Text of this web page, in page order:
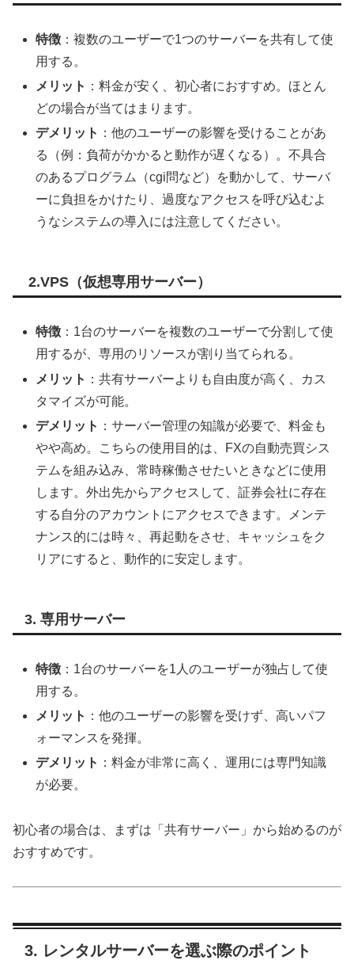
特徴 ：複数のユーザーで1つのサーバーを共有して使
用する。
メリット ：料金が安く、初心者におすすめ。ほとん
どの場合が当てはまります。
デメリット ：他のユーザーの影響を受けることがあ
る（例：負荷がかかると動作が遅くなる）。不具合
のあるプログラム（cgi問など）を動かして、サーバ
ーに負担をかけたり、過度なアクセスを呼び込むよ
うなシステムの導入には注意してください。
2.VPS（仮想専用サーバー）
特徴 ：1台のサーバーを複数のユーザーで分割して使
用するが、専用のリソースが割り当てられる。
メリット ：共有サーバーよりも自由度が高く、カス
タマイズが可能。
デメリット ：サーバー管理の知識が必要で、料金も
やや高め。こちらの使用目的は、FXの自動売買シス
テムを組み込み、常時稼働させたいときなどに使用
します。外出先からアクセスして、証券会社に存在
する自分のアカウントにアクセスできます。メンテ
ナンス的には時々、再起動をさせ、キャッシュをク
リアにすると、動作的に安定します。
3. 専用サーバー
特徴 ：1台のサーバーを1人のユーザーが独占して使
用する。
メリット ：他のユーザーの影響を受けず、高いパフ
ォーマンスを発揮。
デメリット ：料金が非常に高く、運用には専門知識
が必要。
初心者の場合は、まずは「共有サーバー」から始めるのが
おすすめです。
3. レンタルサーバーを選ぶ際のポイント